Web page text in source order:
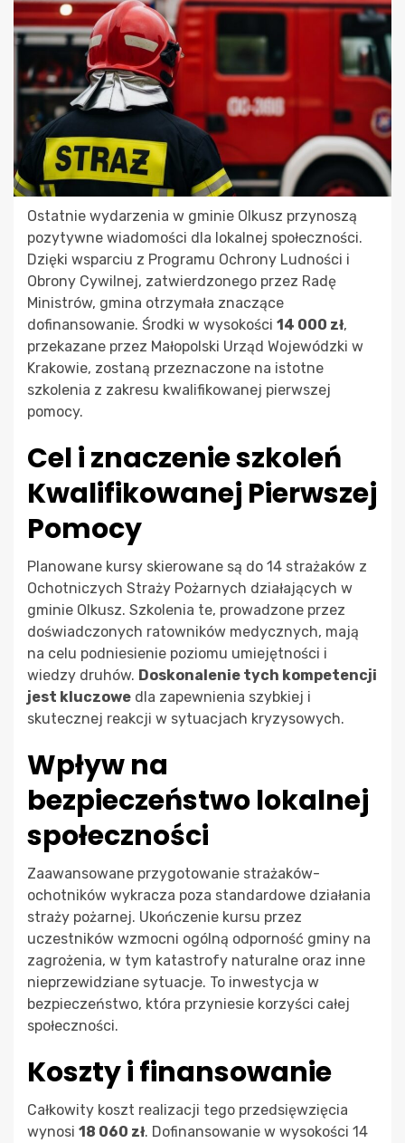
Ostatnie wydarzenia w gminie Olkusz przynoszą
pozytywne wiadomości dla lokalnej społeczności.
Dzięki wsparciu z Programu Ochrony Ludności i
Obrony Cywilnej, zatwierdzonego przez Radę
Ministrów, gmina otrzymała znaczące
dofinansowanie. Środki w wysokości 14 000 zł,
przekazane przez Małopolski Urząd Wojewódzki w
Krakowie, zostaną przeznaczone na istotne
szkolenia z zakresu kwalifikowanej pierwszej
pomocy.
Cel i znaczenie szkoleń
Kwalifikowanej Pierwszej
Pomocy
Planowane kursy skierowane są do 14 strażaków z
Ochotniczych Straży Pożarnych działających w
gminie Olkusz. Szkolenia te, prowadzone przez
doświadczonych ratowników medycznych, mają
na celu podniesienie poziomu umiejętności i
wiedzy druhów. Doskonalenie tych kompetencji
jest kluczowe dla zapewnienia szybkiej i
skutecznej reakcji w sytuacjach kryzysowych.
Wpływ na
bezpieczeństwo lokalnej
społeczności
Zaawansowane przygotowanie strażaków-
ochotników wykracza poza standardowe działania
straży pożarnej. Ukończenie kursu przez
uczestników wzmocni ogólną odporność gminy na
zagrożenia, w tym katastrofy naturalne oraz inne
nieprzewidziane sytuacje. To inwestycja w
bezpieczeństwo, która przyniesie korzyści całej
społeczności.
Koszty i finansowanie
Całkowity koszt realizacji tego przedsięwzięcia
wynosi 18 060 zł. Dofinansowanie w wysokości 14